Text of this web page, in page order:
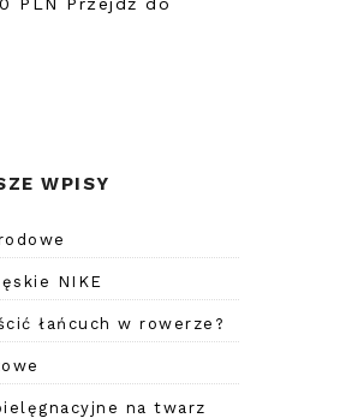
WPISY
NIKE
łańcuch w rowerze?
na twarz